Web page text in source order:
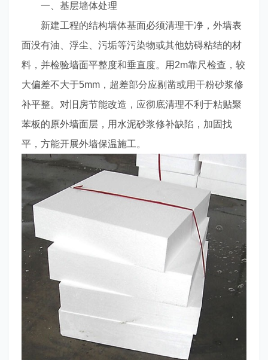
一、基层墙体处理
新建工程的结构墙体基面必须清理干净，外墙表
面没有油、浮尘、污垢等污染物或其他妨碍粘结的材
料，并检验墙面平整度和垂直度。用2m靠尺检查，较
大偏差不大于5mm，超差部分应剔凿或用干粉砂浆修
补平整。对旧房节能改造，应彻底清理不利于粘贴聚
苯板的原外墙面层，用水泥砂浆修补缺陷，加固找
平，方能开展外墙保温施工。